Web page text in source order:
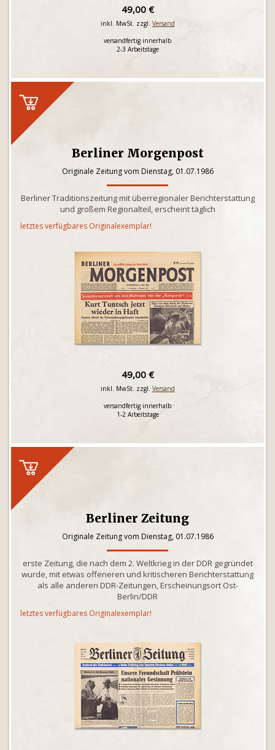
49,00 €
inkl. MwSt. zzgl. Versand
versandfertig innerhalb
2-3 Arbeitstage
Berliner Morgenpost
Originale Zeitung vom Dienstag, 01.07.1986
Berliner Traditionszeitung mit überregionaler Berichterstattung
und großem Regionalteil, erscheint täglich
letztes verfügbares Originalexemplar!
49,00 €
inkl. MwSt. zzgl. Versand
versandfertig innerhalb
1-2 Arbeitstage
Berliner Zeitung
Originale Zeitung vom Dienstag, 01.07.1986
erste Zeitung, die nach dem 2. Weltkrieg in der DDR gegründet
wurde, mit etwas offeneren und kritischeren Berichterstattung
als alle anderen DDR-Zeitungen, Erscheinungsort Ost-
Berlin/DDR
letztes verfügbares Originalexemplar!